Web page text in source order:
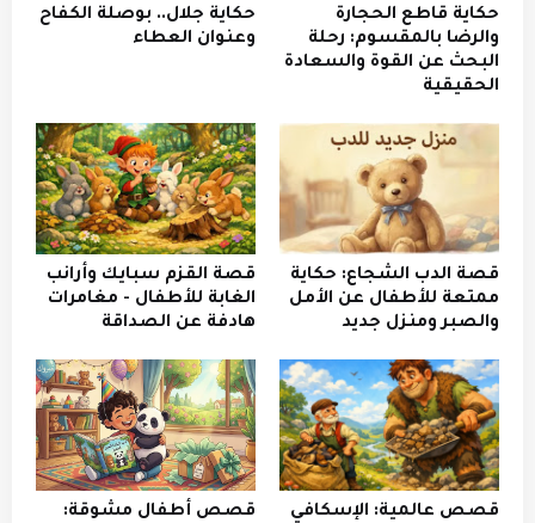
حكاية قاطع الحجارة
والرضا بالمقسوم: رحلة
البحث عن القوة والسعادة
الحقيقية
حكاية جلال.. بوصلة الكفاح
وعنوان العطاء
قصة الدب الشجاع: حكاية
ممتعة للأطفال عن الأمل
والصبر ومنزل جديد
قصة القزم سبايك وأرانب
الغابة للأطفال - مغامرات
هادفة عن الصداقة
قصص عالمية: الإسكافي
قصص أطفال مشوقة: